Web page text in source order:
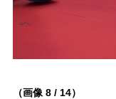
（画像 8 / 14）